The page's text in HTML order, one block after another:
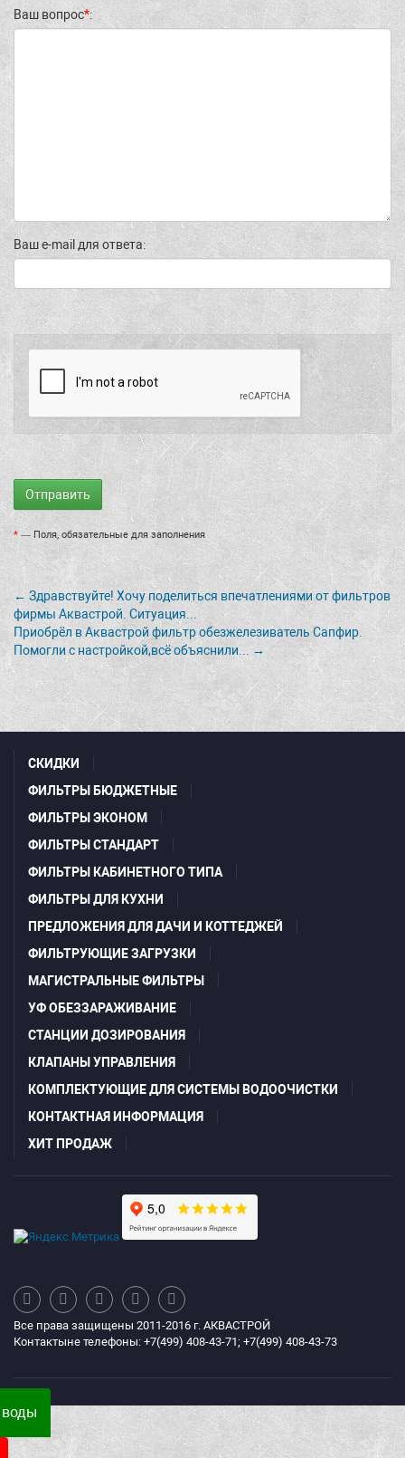
Ваш вопрос*:
Ваш e-mail для ответа:
*— Поля, обязательные для заполнения
← Здравствуйте! Хочу поделиться впечатлениями от фильтров
фирмы Аквастрой. Ситуация...
Приобрёл в Аквастрой фильтр обезжелезиватель Сапфир.
Помогли с настройкой,всё объяснили... →
СКИДКИ
ФИЛЬТРЫ БЮДЖЕТНЫЕ
ФИЛЬТРЫ ЭКОНОМ
ФИЛЬТРЫ СТАНДАРТ
ФИЛЬТРЫ КАБИНЕТНОГО ТИПА
ФИЛЬТРЫ ДЛЯ КУХНИ
ПРЕДЛОЖЕНИЯ ДЛЯ ДАЧИ И КОТТЕДЖЕЙ
ФИЛЬТРУЮЩИЕ ЗАГРУЗКИ
МАГИСТРАЛЬНЫЕ ФИЛЬТРЫ
УФ ОБЕЗЗАРАЖИВАНИЕ
СТАНЦИИ ДОЗИРОВАНИЯ
КЛАПАНЫ УПРАВЛЕНИЯ
КОМПЛЕКТУЮЩИЕ ДЛЯ СИСТЕМЫ ВОДООЧИСТКИ
КОНТАКТНАЯ ИНФОРМАЦИЯ
ХИТ ПРОДАЖ
Все права защищены 2011-2016 г. АКВАСТРОЙ
Контактыне телефоны: +7(499) 408-43-71; +7(499) 408-43-73
воды